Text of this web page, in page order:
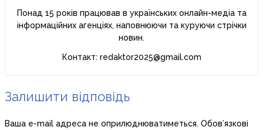
Понад 15 років працював в українських онлайн-медіа та
інформаційних агенціях, наповнюючи та куруючи стрічки
новин.
Контакт: redaktor2025@gmail.com
Залишити відповідь
Ваша e-mail адреса не оприлюднюватиметься. Обов’язкові